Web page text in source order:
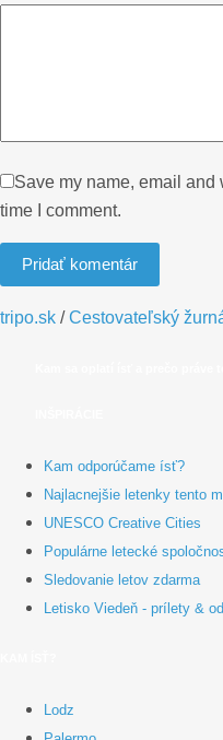
Save my name, email and
time I comment.
Pridať komentár
tripo.sk /Cestovateľský
Kam odporúčame ísť?
Najlacnejšie letenky tento
UNESCO Creative Cities
Populárne letecké
Sledovanie letov zdarma
Letisko Viedeň - prílety &
Lodz